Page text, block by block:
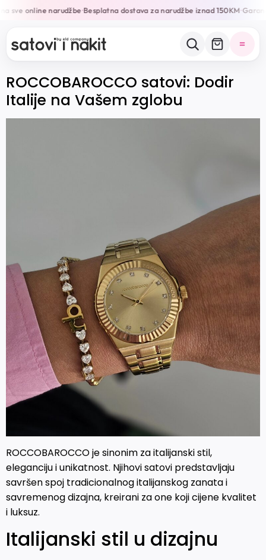
sve online narudžbe•Besplatna dostava za narudžbe iznad 150KM•
ROCCOBAROCCO satovi: Dodir
Italije na Vašem zglobu
ROCCOBAROCCO je sinonim za italijanski stil,
eleganciju i unikatnost. Njihovi satovi predstavljaju
savršen spoj tradicionalnog italijanskog zanata i
savremenog dizajna, kreirani za one koji cijene kvalitet
i luksuz.
Italijanski stil u dizajnu